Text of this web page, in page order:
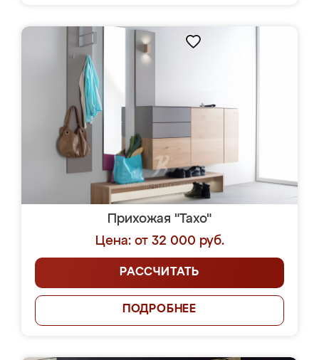
Прихожая "Тахо"
Цена: от 32 000 руб.
РАССЧИТАТЬ
ПОДРОБНЕЕ